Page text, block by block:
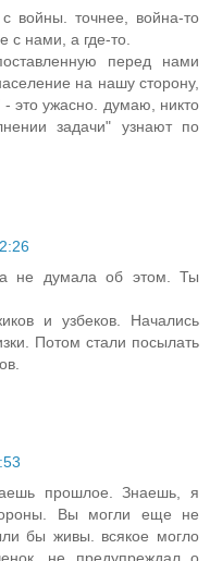
войны. точнее, война-то
с нами, а где-то.
перед нами
на нашу сторону,
- это ужасно. думаю, никто
задачи" узнают по
не думала об этом. Ты
и узбеков. Начались
Потом стали посылать
прошлое. Знаешь, я
Вы могли еще не
бы живы. всякое могло